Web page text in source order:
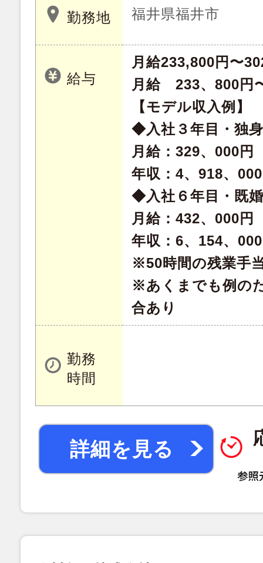
勤務地 福井県福井市
給与
月給233,800円〜
月給 233、800円
【モデル収入例】
◆入社３年目・独身
月給：329、000円
年収：4、918、
◆入社６年目・既
月給：432、000円
年収：6、154、
※50時間の残業手
※あくまでも例の
合あり
勤務
時間
詳細を見る